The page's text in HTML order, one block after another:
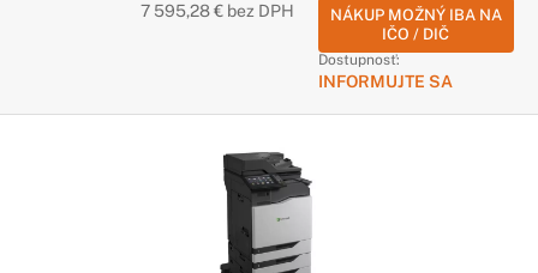
7 595,28 € bez DPH
NÁKUP MOŽNÝ IBA NA
IČO / DIČ
Dostupnosť:
INFORMUJTE SA